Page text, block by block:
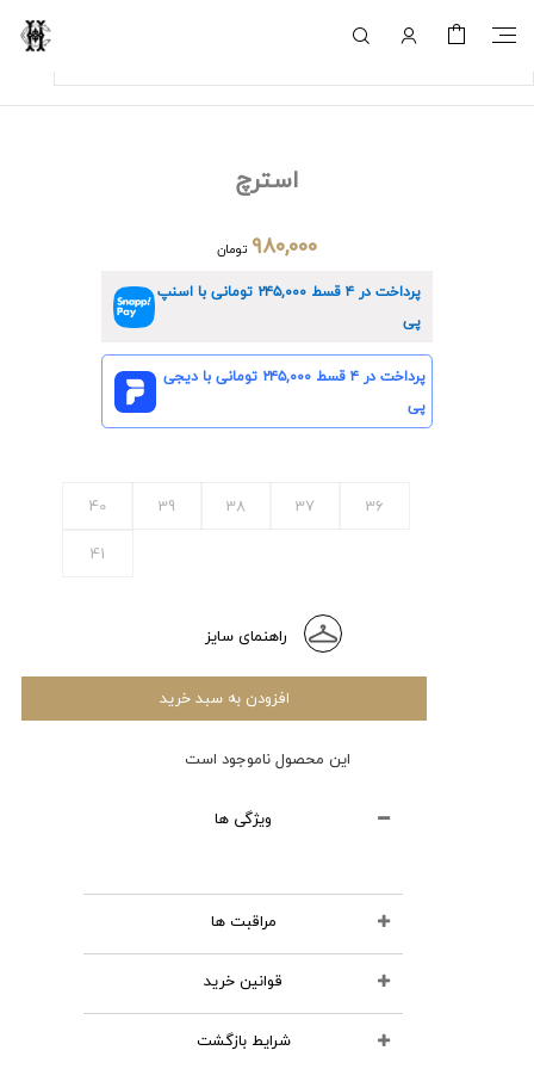
استرچ
۹۸۰,۰۰۰ تومان
پرداخت در ۴ قسط ۲۴۵,۰۰۰ تومانی با اسنپ
پی
پرداخت در ۴ قسط ۲۴۵,۰۰۰ تومانی با دیجی
پی
36
37
38
39
40
41
راهنمای سایز
افزودن به سبد خرید
این محصول ناموجود است
ویژگی ها
مراقبت ها
محصولات چرمی را نشویید
از مواد شوینده استفاده نکنید
قوانین خرید
تمامی کالاهای انتخابی در سبد خرید
شرایط بازگشت